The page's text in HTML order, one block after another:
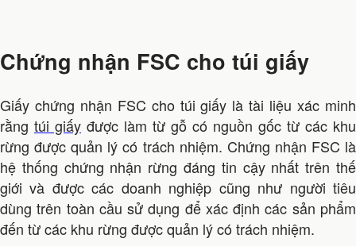
Chứng nhận FSC cho túi giấy
Giấy chứng nhận FSC cho túi giấy là tài liệu xác minh
rằng túi giấy được làm từ gỗ có nguồn gốc từ các khu
rừng được quản lý có trách nhiệm. Chứng nhận FSC là
hệ thống chứng nhận rừng đáng tin cậy nhất trên thế
giới và được các doanh nghiệp cũng như người tiêu
dùng trên toàn cầu sử dụng để xác định các sản phẩm
đến từ các khu rừng được quản lý có trách nhiệm.